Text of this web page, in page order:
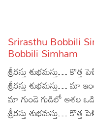
Articles
Facts
Devotional
Christianity
Hindi
Srirasthu Bobbili
Bobbili Simham
శ్రీరస్తు శుభమస్తు… కొత్త
శ్రీరస్తు శుభమస్తు… మా
మా గుండె గుడిలో ఆశల
శ్రీరస్తు శుభమస్తు… కొత్త